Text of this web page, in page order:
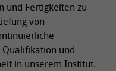
und Fertigkeiten zu
von
und
in unserem Institut.